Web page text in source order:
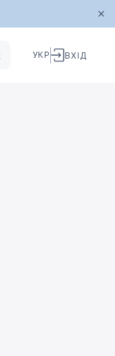
УКР ВХІД